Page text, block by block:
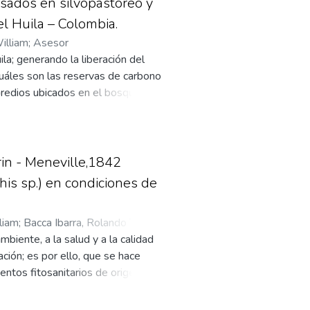
considerado importante abordar
y de acuerdo a lo
que desde hace
Huila – Colombia.
; Asesor
generando la liberación del
son las reservas de carbono
ubicados en el bosque
realizar esto se analizaron
Se tomó una muestra de
de la biomasa aérea
la biomasa aérea y el suelo
significativas con los SSA
el departamento podría
en 18 años más de lo que
- Meneville,1842
sp.) en condiciones de
; Bacca Ibarra, Rolando Tito
durante el desarrollo del
a la salud y a la calidad
es por ello, que se hace
fitosanitarios de origen
se plantea el control biológico